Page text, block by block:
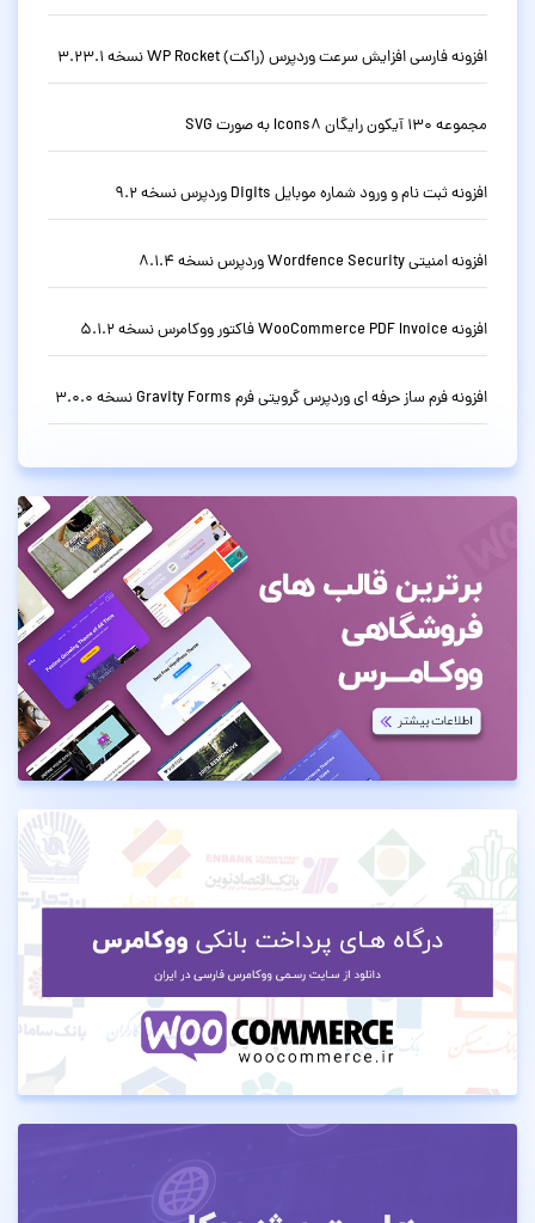
افزونه فارسی افزایش سرعت وردپرس (راکت) WP Rocket نسخه 3.23.1
مجموعه 130 آیکون رایگان Icons8 به صورت SVG
افزونه ثبت نام و ورود شماره موبایل Digits وردپرس نسخه 9.2
افزونه امنیتی Wordfence Security وردپرس نسخه 8.1.4
افزونه WooCommerce PDF Invoice فاکتور ووکامرس نسخه 5.1.2
افزونه فرم ساز حرفه ای وردپرس گرویتی فرم Gravity Forms نسخه 3.0.0